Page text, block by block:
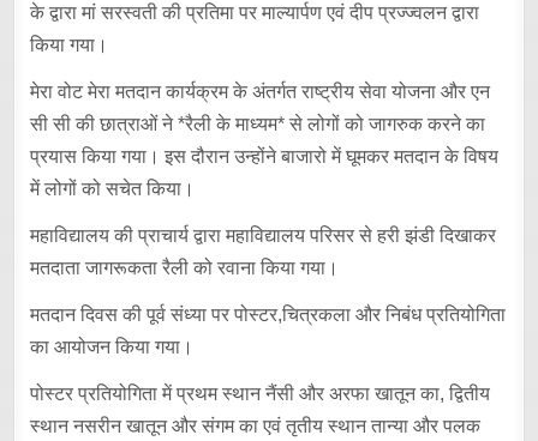
के द्वारा मां सरस्वती की प्रतिमा पर माल्यार्पण एवं दीप प्रज्ज्वलन द्वारा
किया गया।
मेरा वोट मेरा मतदान कार्यक्रम के अंतर्गत राष्ट्रीय सेवा योजना और एन
सी सी की छात्राओं ने *रैली के माध्यम* से लोगों को जागरुक करने का
प्रयास किया गया। इस दौरान उन्होंने बाजारो में घूमकर मतदान के विषय
में लोगों को सचेत किया।
महाविद्यालय की प्राचार्य द्वारा महाविद्यालय परिसर से हरी झंडी दिखाकर
मतदाता जागरूकता रैली को रवाना किया गया।
मतदान दिवस की पूर्व संध्या पर पोस्टर,चित्रकला और निबंध प्रतियोगिता
का आयोजन किया गया।
पोस्टर प्रतियोगिता में प्रथम स्थान नैंसी और अरफा खातून का, द्वितीय
स्थान नसरीन खातून और संगम का एवं तृतीय स्थान तान्या और पलक